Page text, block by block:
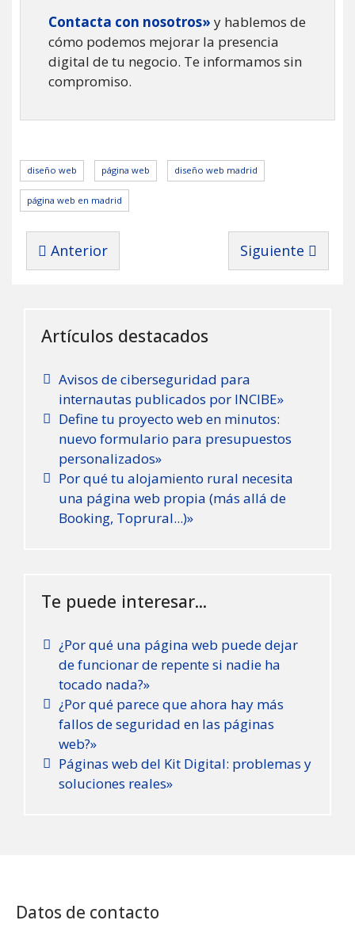
Contacta con nosotros» y hablemos de
cómo podemos mejorar la presencia
digital de tu negocio. Te informamos sin
compromiso.
diseño web página web diseño web madrid
página web en madrid
Artículo anterior: Página web en Madrid:
Anterior Artículo
Siguiente
Artículos destacados
Avisos de ciberseguridad para
internautas publicados por INCIBE»
Define tu proyecto web en minutos:
nuevo formulario para presupuestos
personalizados»
Por qué tu alojamiento rural necesita
una página web propia (más allá de
Booking, Toprural...)»
Te puede interesar...
¿Por qué una página web puede dejar
de funcionar de repente si nadie ha
tocado nada?»
¿Por qué parece que ahora hay más
fallos de seguridad en las páginas
web?»
Páginas web del Kit Digital: problemas y
soluciones reales»
Datos de contacto